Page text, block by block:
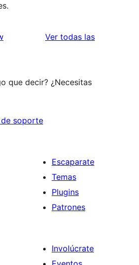
Ver todas las
que decir? ¿Necesitas
soporte
Escaparate
Temas
Plugins
Patrones
Involúcrate